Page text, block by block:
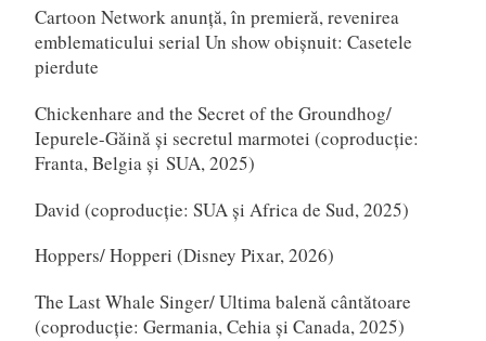
Cartoon Network anunță, în premieră, revenirea
emblematicului serial Un show obișnuit: Casetele
pierdute
Chickenhare and the Secret of the Groundhog/
Iepurele-Găină și secretul marmotei (coproducție:
Franta, Belgia și SUA, 2025)
David (coproducție: SUA și Africa de Sud, 2025)
Hoppers/ Hopperi (Disney Pixar, 2026)
The Last Whale Singer/ Ultima balenă cântătoare
(coproducție: Germania, Cehia și Canada, 2025)